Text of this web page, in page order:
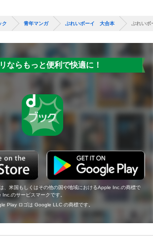
ク 青年マンガ ぶれいボーイ 大合本 ぶれいボ
ならもっと便利で快適に！
、米国もしくはその他の国や地域におけるApple Inc.の商標で
のサービスマークです。
Play ロゴは Google LLC の商標です。